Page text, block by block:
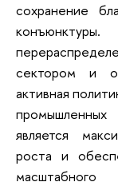
сохранение
сектором и
активная
является
роста и